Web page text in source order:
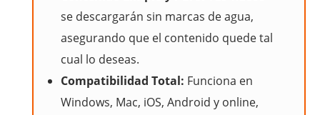
se descargarán sin marcas de agua,
asegurando que el contenido quede tal
cual lo deseas.
Compatibilidad Total: Funciona en
Windows, Mac, iOS, Android y online,